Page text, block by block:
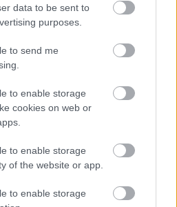
data to be sent to
purposes.
to send me
to enable storage
cookies on web or
to enable storage
of the website or app.
to enable storage
(
Abelia